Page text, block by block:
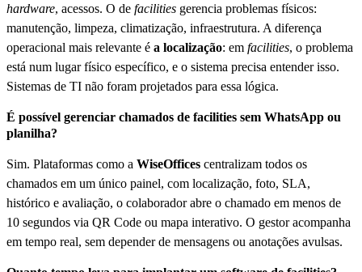
hardware, acessos. O de facilities gerencia problemas físicos:
manutenção, limpeza, climatização, infraestrutura. A diferença
operacional mais relevante é a localização: em facilities, o problema
está num lugar físico específico, e o sistema precisa entender isso.
Sistemas de TI não foram projetados para essa lógica.
É possível gerenciar chamados de facilities sem WhatsApp ou
planilha?
Sim. Plataformas como a WiseOffices centralizam todos os
chamados em um único painel, com localização, foto, SLA,
histórico e avaliação, o colaborador abre o chamado em menos de
10 segundos via QR Code ou mapa interativo. O gestor acompanha
em tempo real, sem depender de mensagens ou anotações avulsas.